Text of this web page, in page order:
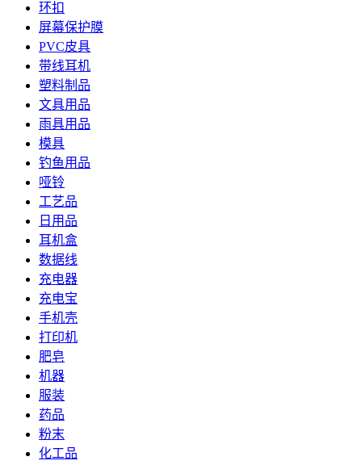
环扣
屏幕保护膜
PVC皮具
带线耳机
塑料制品
文具用品
雨具用品
模具
钓鱼用品
哑铃
工艺品
日用品
耳机盒
数据线
充电器
充电宝
手机壳
打印机
肥皂
机器
服装
药品
粉末
化工品